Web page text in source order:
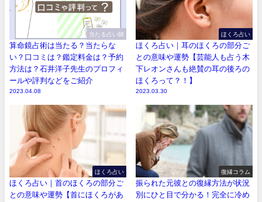
当たる占い師
算命鏡占術は当たる？当たらな
い？口コミは？鑑定料金は？予約
方法は？石井洋子先生のプロフィ
ールや評判などをご紹介
2023.04.08
ほくろ占い
ほくろ占い｜耳のほくろの部分ご
との意味や運勢【芸能人も占う木
下レオンさんも絶賛の耳の後ろの
ほくろって？！】
2023.03.30
ほくろ占い
ほくろ占い｜首のほくろの部分ご
との意味や運勢【首にほくろがあ
復縁コラム
振られた元彼との復縁方法が状況
別にひと目で分かる！完全に冷め